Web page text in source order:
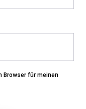
Browser für meinen